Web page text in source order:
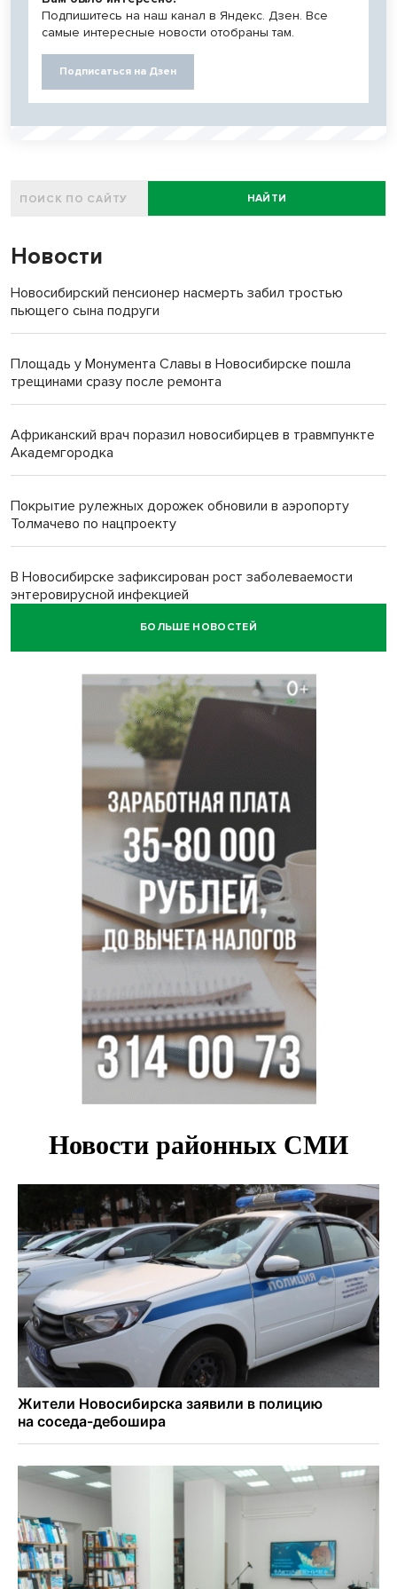
Подпишитесь на наш канал в Яндекс. Дзен. Все
самые интересные новости отобраны там.
Подписаться на Дзен
НАЙТИ
Новости
Новосибирский пенсионер насмерть забил тростью
пьющего сына подруги
Площадь у Монумента Славы в Новосибирске пошла
трещинами сразу после ремонта
Африканский врач поразил новосибирцев в травмпункте
Академгородка
Покрытие рулежных дорожек обновили в аэропорту
Толмачево по нацпроекту
В Новосибирске зафиксирован рост заболеваемости
энтеровирусной инфекцией
В Новосибирске осудили внука за продажу дедова ружья
В Новосибирске по КРТ сдали первую очередь
миниполиса «Фора»
О пустырях в центре Новосибирска из-за лимита
площади КРТ предупредили эксперты
Начался настоящий сезон: новосибирцы ведрами
собирают белый гриб
БОЛЬШЕ НОВОСТЕЙ